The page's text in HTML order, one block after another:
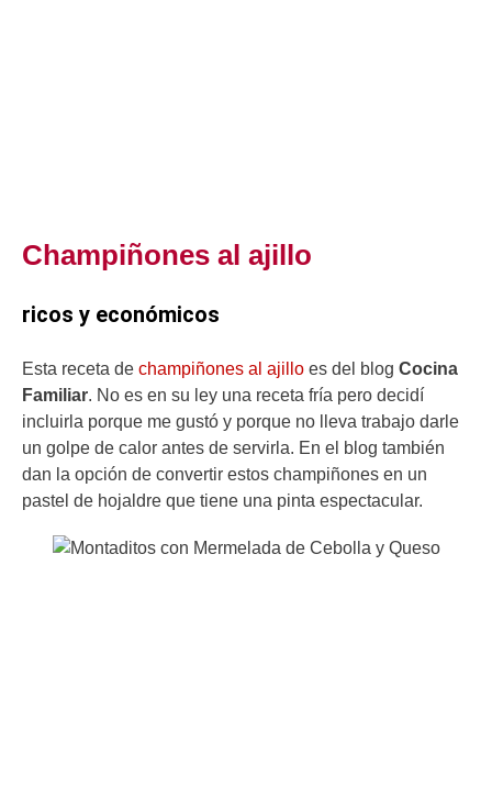
Champiñones al ajillo
ricos y económicos
Esta receta de champiñones al ajillo es del blog Cocina
Familiar. No es en su ley una receta fría pero decidí
incluirla porque me gustó y porque no lleva trabajo darle
un golpe de calor antes de servirla. En el blog también
dan la opción de convertir estos champiñones en un
pastel de hojaldre que tiene una pinta espectacular.